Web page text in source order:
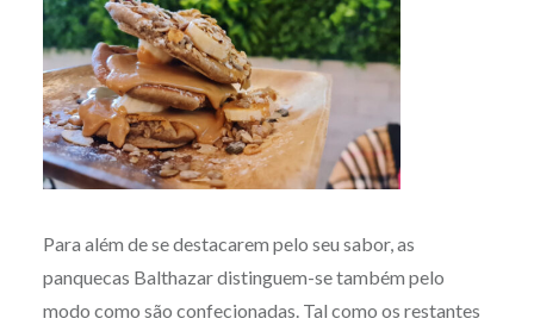
Para além de se destacarem pelo seu sabor, as
panquecas Balthazar distinguem-se também pelo
modo como são confecionadas. Tal como os restantes